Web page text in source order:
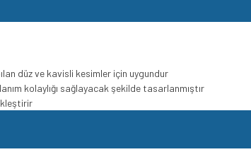
düz ve kavisli kesimler için uygundur
kolaylığı sağlayacak şekilde tasarlanmıştır